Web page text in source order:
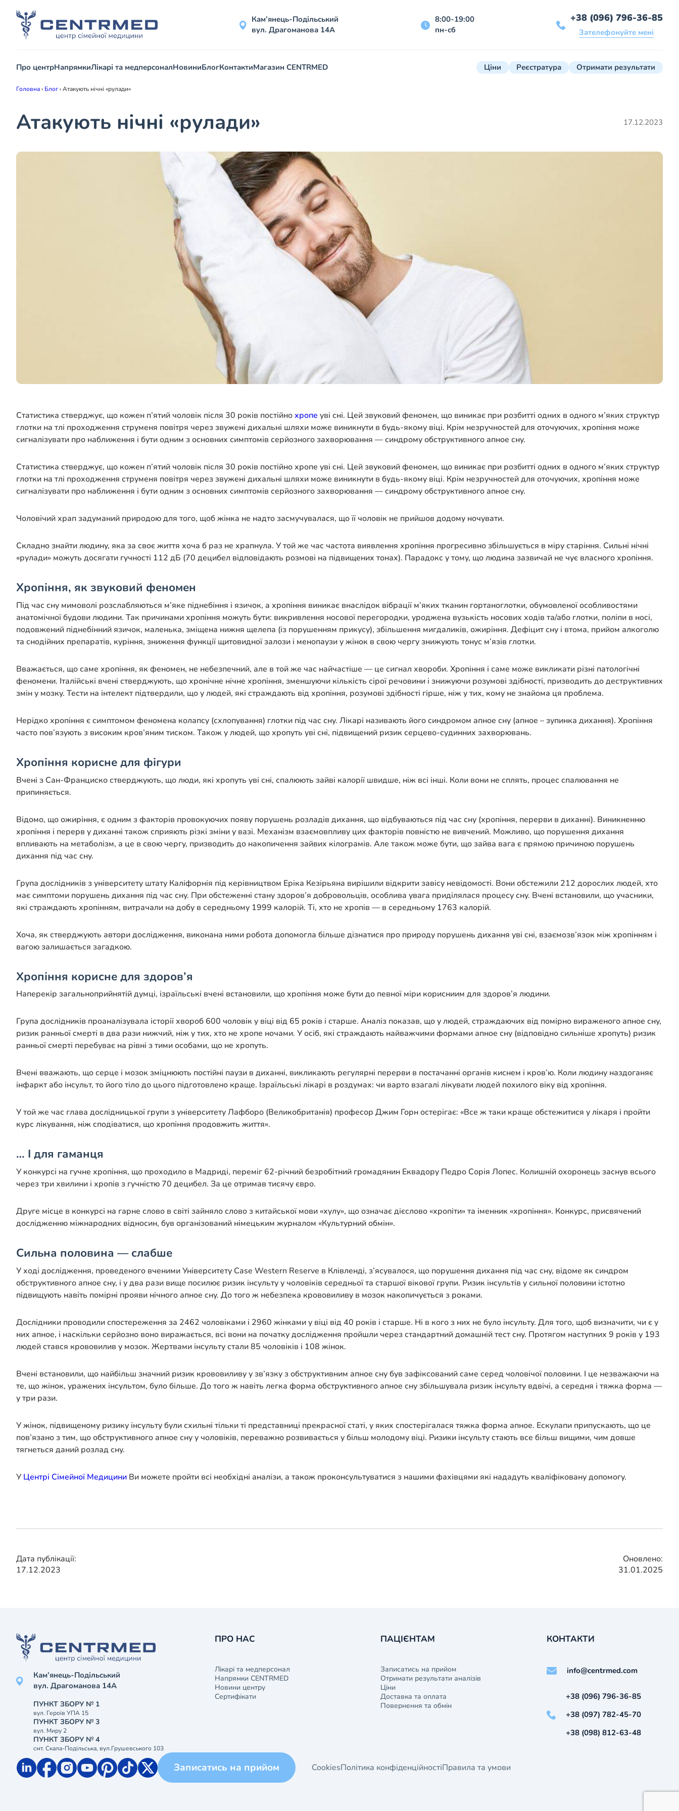
Кам’янець-Подільський
вул. Драгоманова 14А
8:00-19:00
пн-сб
+38 (096) 796-36-85
Зателефонуйте мені
Про центрНапрямкиЛікарі та медперсоналНовиниБлогКонтактиМагазин CENTRMED Ціни Реєстратура Отримати результати
Головна› Блог›Атакують нічні «рулади»
Атакують нічні «рулади» 17.12.2023
Статистика стверджує, що кожен п’ятий чоловік після 30 років постійно хропе уві сні. Цей звуковий феномен, що виникає при розбитті одних в одного м’яких структур
глотки на тлі проходження струменя повітря через звужені дихальні шляхи може виникнути в будь-якому віці. Крім незручностей для оточуючих, хропіння може
сигналізувати про наближення і бути одним з основних симптомів серйозного захворювання — синдрому обструктивного апное сну.
Статистика стверджує, що кожен п’ятий чоловік після 30 років постійно хропе уві сні. Цей звуковий феномен, що виникає при розбитті одних в одного м’яких структур
глотки на тлі проходження струменя повітря через звужені дихальні шляхи може виникнути в будь-якому віці. Крім незручностей для оточуючих, хропіння може
сигналізувати про наближення і бути одним з основних симптомів серйозного захворювання — синдрому обструктивного апное сну.
Чоловічий храп задуманий природою для того, щоб жінка не надто засмучувалася, що її чоловік не прийшов додому ночувати.
Складно знайти людину, яка за своє життя хоча б раз не храпнула. У той же час частота виявлення хропіння прогресивно збільшується в міру старіння. Сильні нічні
«рулади» можуть досягати гучності 112 дБ (70 децибел відповідають розмові на підвищених тонах). Парадокс у тому, що людина зазвичай не чує власного хропіння.
Хропіння, як звуковий феномен
Під час сну мимоволі розслабляються м’яке піднебіння і язичок, а хропіння виникає внаслідок вібрації м’яких тканин гортаноглотки, обумовленої особливостями
анатомічної будови людини. Так причинами хропіння можуть бути: викривлення носової перегородки, уроджена вузькість носових ходів та/або глотки, поліпи в носі,
подовжений піднебінний язичок, маленька, зміщена нижня щелепа (із порушенням прикусу), збільшення мигдаликів, ожиріння. Дефіцит сну і втома, прийом алкоголю
та снодійних препаратів, куріння, зниження функції щитовидної залози і менопаузи у жінок в свою чергу знижують тонус м’язів глотки.
Вважається, що саме хропіння, як феномен, не небезпечний, але в той же час найчастіше — це сигнал хвороби. Хропіння і саме може викликати різні патологічні
феномени. Італійські вчені стверджують, що хронічне нічне хропіння, зменшуючи кількість сірої речовини і знижуючи розумові здібності, призводить до деструктивних
змін у мозку. Тести на інтелект підтвердили, що у людей, які страждають від хропіння, розумові здібності гірше, ніж у тих, кому не знайома ця проблема.
Нерідко хропіння є симптомом феномена колапсу (схлопування) глотки під час сну. Лікарі називають його синдромом апное сну (апное – зупинка дихання). Хропіння
часто пов’язують з високим кров’яним тиском. Також у людей, що хропуть уві сні, підвищений ризик серцево-судинних захворювань.
Хропіння корисне для фігури
Вчені з Сан-Франциско стверджують, що люди, які хропуть уві сні, спалюють зайві калорії швидше, ніж всі інші. Коли вони не сплять, процес спалювання не
припиняється.
Відомо, що ожиріння, є одним з факторів провокуючих появу порушень розладів дихання, що відбуваються під час сну (хропіння, перерви в диханні). Виникненню
хропіння і перерв у диханні також сприяють різкі зміни у вазі. Механізм взаємовпливу цих факторів повністю не вивчений. Можливо, що порушення дихання
впливають на метаболізм, а це в свою чергу, призводить до накопичення зайвих кілограмів. Але також може бути, що зайва вага є прямою причиною порушень
дихання під час сну.
Група дослідників з університету штату Каліфорнія під керівництвом Еріка Кезірьяна вирішили відкрити завісу невідомості. Вони обстежили 212 дорослих людей, хто
має симптоми порушень дихання під час сну. При обстеженні стану здоров’я добровольців, особлива увага приділялася процесу сну. Вчені встановили, що учасники,
які страждають хропінням, витрачали на добу в середньому 1999 калорій. Ті, хто не хропів — в середньому 1763 калорій.
Хоча, як стверджують автори дослідження, виконана ними робота допомогла більше дізнатися про природу порушень дихання уві сні, взаємозв’язок між хропінням і
вагою залишається загадкою.
Хропіння корисне для здоров’я
Наперекір загальноприйнятій думці, ізраїльські вчені встановили, що хропіння може бути до певної міри корисниим для здоров’я людини.
Група дослідників проаналізувала історії хвороб 600 чоловік у віці від 65 років і старше. Аналіз показав, що у людей, страждаючих від помірно вираженого апное сну,
ризик ранньої смерті в два рази нижчий, ніж у тих, хто не хропе ночами. У осіб, які страждають найважчими формами апное сну (відповідно сильніше хропуть) ризик
ранньої смерті перебуває на рівні з тими особами, що не хропуть.
Вчені вважають, що серце і мозок зміцнюють постійні паузи в диханні, викликають регулярні перерви в постачанні органів киснем і кров’ю. Коли людину наздоганяє
інфаркт або інсульт, то його тіло до цього підготовлено краще. Ізраїльські лікарі в роздумах: чи варто взагалі лікувати людей похилого віку від хропіння.
У той же час глава дослідницької групи з університету Лафборо (Великобританія) професор Джим Горн остерігає: «Все ж таки краще обстежитися у лікаря і пройти
курс лікування, ніж сподіватися, що хропіння продовжить життя».
… І для гаманця
У конкурсі на гучне хропіння, що проходило в Мадриді, переміг 62-річний безробітний громадянин Еквадору Педро Сорія Лопес. Колишній охоронець заснув всього
через три хвилини і хропів з гучністю 70 децибел. За це отримав тисячу євро.
Друге місце в конкурсі на гарне слово в світі зайняло слово з китайської мови «хулу», що означає дієслово «хропіти» та іменник «хропіння». Конкурс, присвячений
дослідженню міжнародних відносин, був організований німецьким журналом «Культурний обмін».
Сильна половина — слабше
У ході дослідження, проведеного вченими Університету Case Western Reserve в Клівленді, з’ясувалося, що порушення дихання під час сну, відоме як синдром
обструктивного апное сну, і у два рази вище посилює ризик інсульту у чоловіків середньої та старшої вікової групи. Ризик інсультів у сильної половини істотно
підвищують навіть помірні прояви нічного апное сну. До того ж небезпека крововиливу в мозок накопичується з роками.
Дослідники проводили спостереження за 2462 чоловіками і 2960 жінками у віці від 40 років і старше. Ні в кого з них не було інсульту. Для того, щоб визначити, чи є у
них апное, і наскільки серйозно воно виражається, всі вони на початку дослідження пройшли через стандартний домашній тест сну. Протягом наступних 9 років у 193
людей стався крововилив у мозок. Жертвами інсульту стали 85 чоловіків і 108 жінок.
Вчені встановили, що найбільш значний ризик крововиливу у зв’язку з обструктивним апное сну був зафіксований саме серед чоловічої половини. І це незважаючи на
те, що жінок, уражених інсультом, було більше. До того ж навіть легка форма обструктивного апное сну збільшувала ризик інсульту вдвічі, а середня і тяжка форма —
у три рази.
У жінок, підвищеному ризику інсульту були схильні тільки ті представниці прекрасної статі, у яких спостерігалася тяжка форма апное. Ескулапи припускають, що це
пов’язано з тим, що обструктивного апное сну у чоловіків, переважно розвивається у більш молодому віці. Ризики інсульту стають все більш вищими, чим довше
тягнеться даний розлад сну.
У Центрі Сімейної Медицини Ви можете пройти всі необхідні аналізи, а також проконсультуватися з нашими фахівцями які нададуть кваліфіковану допомогу.
Дата публікації:
17.12.2023
Оновлено:
31.01.2025
Кам’янець-Подільський
вул. Драгоманова 14А
ПУНКТ ЗБОРУ № 1
вул. Героїв УПА 15
ПУНКТ ЗБОРУ № 3
вул. Миру 2
ПУНКТ ЗБОРУ № 4
смт. Скала-Подільська, вул.Грушевського 103
ПРО НАС
Лікарі та медперсонал
Напрямки CENTRMED
Новини центру
Сертифікати
ПАЦІЄНТАМ
Записатись на прийом
Отримати результати аналізів
Ціни
Доставка та оплата
Повернення та обмін
КОНТАКТИ
info@centrmed.com
+38 (096) 796-36-85
+38 (097) 782-45-70
+38 (098) 812-63-48
Записатись на прийом CookiesПолітика конфіденційностіПравила та умови